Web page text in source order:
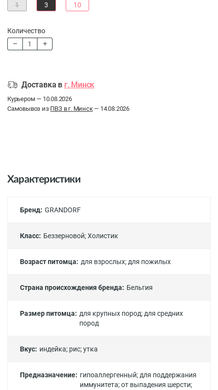
1
3 10
Количество
Доставка в г. Минск
Курьером — 10.08.2026
Самовывоз из ПВЗ в г. Минск— 14.08.2026
Характеристики
Бренд: GRANDORF
Класс: Беззерновой;Холистик
Возраст питомца: для взрослых;для пожилых
Страна происхождения бренда: Бельгия
Размер питомца: для крупных пород;для средних
пород
Вкус: индейка; рис;утка
Предназначение: гипоаллергенный;для поддержания
иммунитета;от выпадения шерсти;